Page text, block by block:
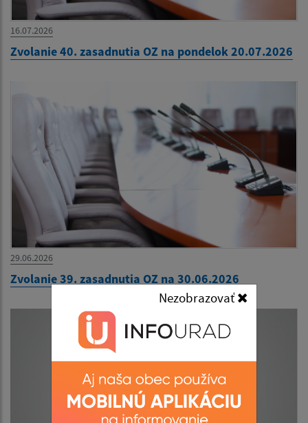
Nezobrazovať
16.07.2026
Zvolanie 40. zasadnutia OZ na pondelok 20.07.2026
29.06.2026
Zvolanie 39. zasadnutia OZ na 30.06.2026